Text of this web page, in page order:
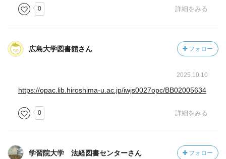
は犬の皮が使われていたそう・・・
（涙）も含め、とても勉強になり面白い本でした。。
鎌倉時代は、犬を的として矢を射る、犬追物が流行した。
北条高時は闘犬に狂い、数多くの犬に贅沢な食事を与え、
輿に載せて移動させたという。そうした悪政のためか、鎌
り、犬を敵の城に忍び込ませて、防備が手薄かどうかを探
らせた例があるという。救援を求める伝令犬として使われ
た例もある。
方・徳川綱吉である。「生類憐れみの令」は、犬に限った
0 詳細をみる
広島大学図書館さん フォロー
2025.10.10
https://opac.lib.hiroshima-u.ac.jp/iwjs0027opc/BB02005634
0 詳細をみる
学習院大学 法経図書センターさん フォロー